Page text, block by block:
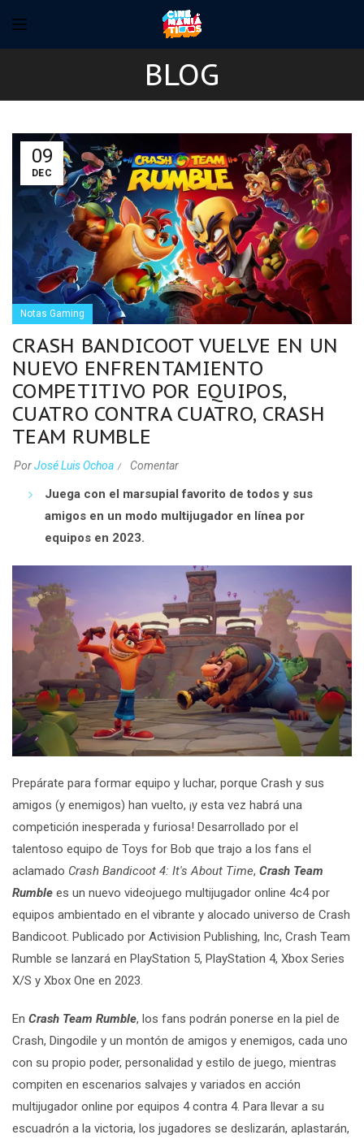
BLOG
09
DEC
Notas Gaming
CRASH BANDICOOT VUELVE EN UN
NUEVO ENFRENTAMIENTO
COMPETITIVO POR EQUIPOS,
CUATRO CONTRA CUATRO, CRASH
TEAM RUMBLE
PorJosé Luis Ochoa Comentar
Juega con el marsupial favorito de todos y sus
amigos en un modo multijugador en línea por
equipos en 2023.
Prepárate para formar equipo y luchar, porque Crash y sus
amigos (y enemigos) han vuelto, ¡y esta vez habrá una
competición inesperada y furiosa! Desarrollado por el
talentoso equipo de Toys for Bob que trajo a los fans el
aclamado Crash Bandicoot 4: It's About Time, Crash Team
Rumble es un nuevo videojuego multijugador online 4c4 por
equipos ambientado en el vibrante y alocado universo de Crash
Bandicoot. Publicado por Activision Publishing, Inc, Crash Team
Rumble se lanzará en PlayStation 5, PlayStation 4, Xbox Series
X/S y Xbox One en 2023.
En Crash Team Rumble, los fans podrán ponerse en la piel de
Crash, Dingodile y un montón de amigos y enemigos, cada uno
con su propio poder, personalidad y estilo de juego, mientras
compiten en escenarios salvajes y variados en acción
multijugador online por equipos 4 contra 4. Para llevar a su
escuadrón a la victoria, los jugadores se deslizarán, aplastarán,